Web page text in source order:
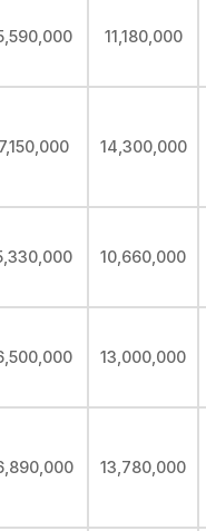
11,180,000
7,150,000 14,300,000
10,660,000
13,000,000
13,780,000